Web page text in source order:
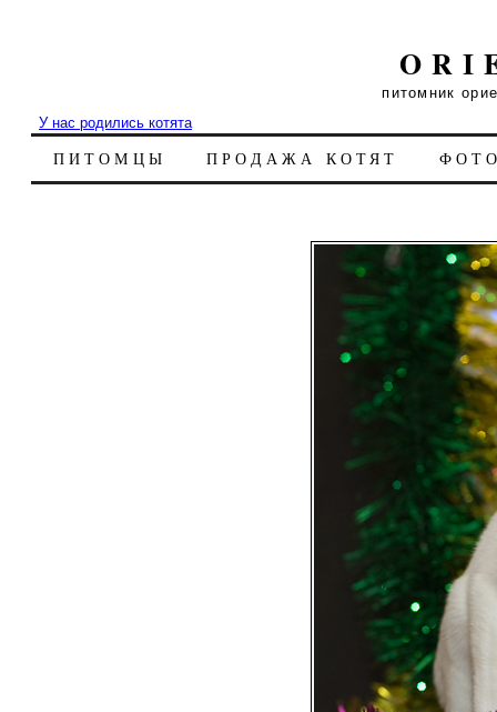
питомник
У нас родились котята
ПИТОМЦЫ ПРОДАЖА КОТЯТ